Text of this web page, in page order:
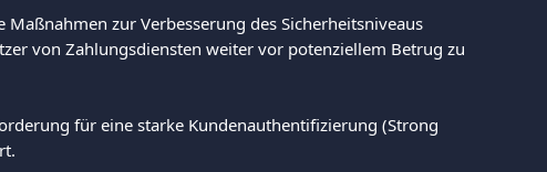
zur Verbesserung des Sicherheitsniveaus
von Zahlungsdiensten weiter vor potenziellem Betrug zu
für eine starke Kundenauthentifizierung (Strong